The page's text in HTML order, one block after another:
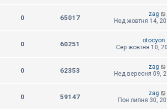
0 65017
zag
Нед жовтня 14,
0 60251
otocyon
Сер жовтня 10,
0 62353
zag
Нед вересня 09,
0 59147
zag
Пон липня 30,